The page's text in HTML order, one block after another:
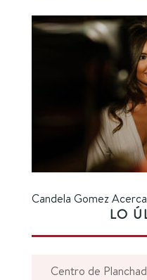
Candela Gomez
LO
Centro de